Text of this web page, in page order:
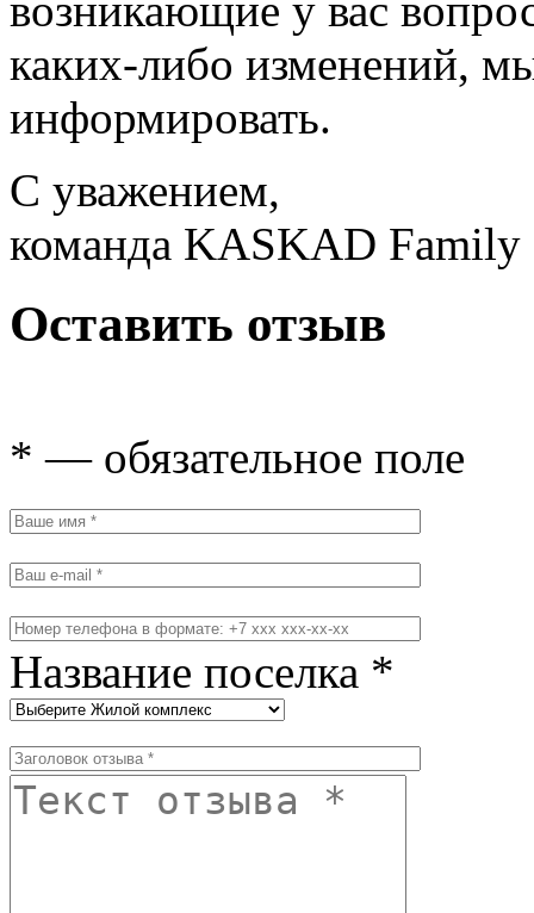
каких-либо изменений,
информировать.
С уважением,
команда KASKAD Family
Оставить отзыв
* — обязательное поле
Название поселка *